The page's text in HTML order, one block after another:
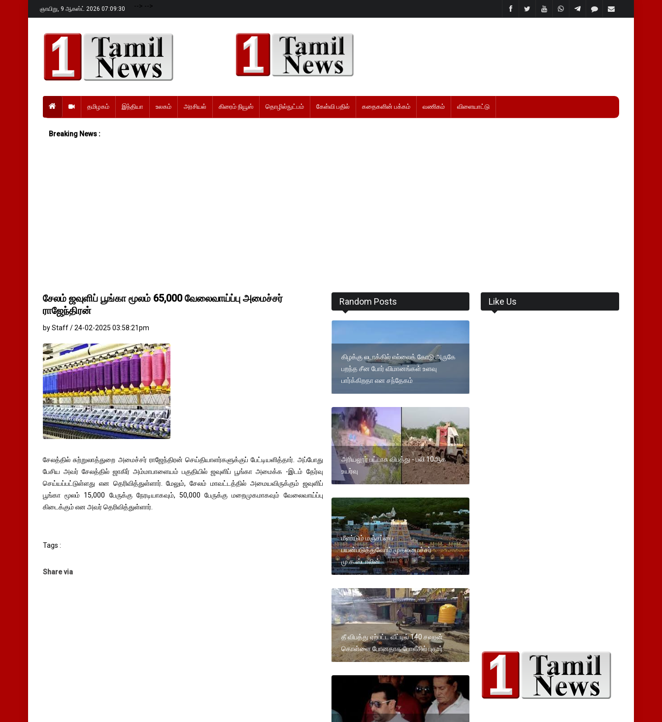
ஞாயிறு, 9 ஆகஸ்ட் 2026 07:09:31 --> -->
தமிழகம் இந்தியா உலகம் அரசியல் கிரைம் நியூஸ் தொழில்நுட்பம் கேள்வி பதில் கதைகளின் பக்கம் வணிகம் விளையாட்டு
Breaking News :
சேலம் ஜவுளிப் பூங்கா மூலம் 65,000 வேலைவாய்ப்பு அமைச்சர்
ராஜேந்திரன்
by Staff / 24-02-2025 03:58:21pm
சேலத்தில் சுற்றுலாத்துறை அமைச்சர் ராஜேந்திரன் செய்தியாளர்களுக்குப் பேட்டியளித்தார். அப்போது
பேசிய அவர் சேலத்தில் ஜாகிர் அம்மாபாளையம் பகுதியில் ஜவுளிப் பூங்கா அமைக்க -இடம் தேர்வு
செய்யப்பட்டுள்ளது என தெரிவித்துள்ளார். மேலும், சேலம் மாவட்டத்தில் அமையவிருக்கும் ஜவுளிப்
பூங்கா மூலம் 15,000 பேருக்கு நேரடியாகவும், 50,000 பேருக்கு மறைமுகமாகவும் வேலைவாய்ப்பு
கிடைக்கும் என அவர் தெரிவித்துள்ளார்.
Tags :
Share via
Random Posts
கிழக்கு லடாக்கில் எல்லைக் கோடு அருகே
பறந்த சீன போர் விமானங்கள் உளவு
பார்க்கிறதா என சந்தேகம்
அரியலூர் பட்டாசு விபத்து - பலி 10ஆக
உயர்வு
மீண்டும் மஞ்சப்பை
பயன்படுத்துவோம்.முதலமைச்சர்
மு.க.ஸ்டாலின்.
தீ விபத்து ஏற்பட்ட வீட்டில் 140 சவரன்
கொள்ளை போனதாக போலீசில் புகார்
Like Us